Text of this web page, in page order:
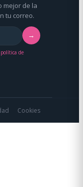
mejor de la
tu correo.
→
política de
Cookies